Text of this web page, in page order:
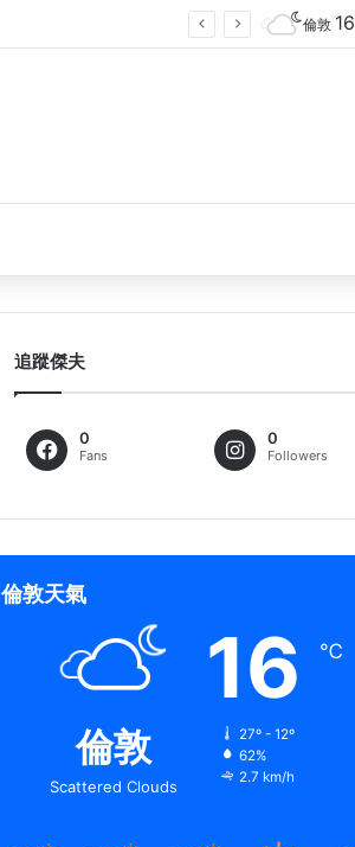
倫敦 16
追蹤傑夫
0
Fans
0
Followers
倫敦天氣
倫敦
Scattered Clouds
16 ℃
27º - 12º
62%
2.7 km/h